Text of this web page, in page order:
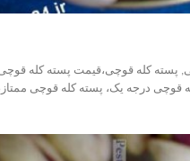
پسته کله قوچی،قیمت پسته کله
قوچی درجه یک، پسته کله قوچی